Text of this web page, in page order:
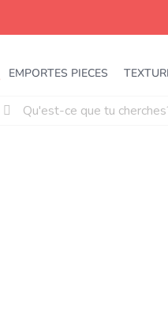
EMPORTES PIECES
Rechercher: